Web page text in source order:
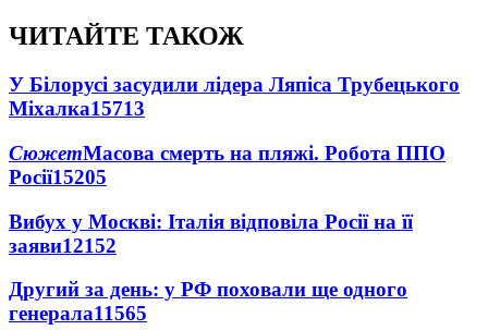
ЧИТАЙТЕ ТАКОЖ
У Білорусі засудили лідера Ляпіса Трубецького
Міхалка15713
СюжетМасова смерть на пляжі. Робота ППО
Росії15205
Вибух у Москві: Італія відповіла Росії на її
заяви12152
Другий за день: у РФ поховали ще одного
генерала11565